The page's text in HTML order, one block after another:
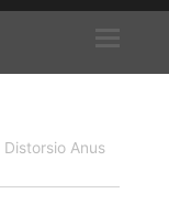
Distorsio Anus